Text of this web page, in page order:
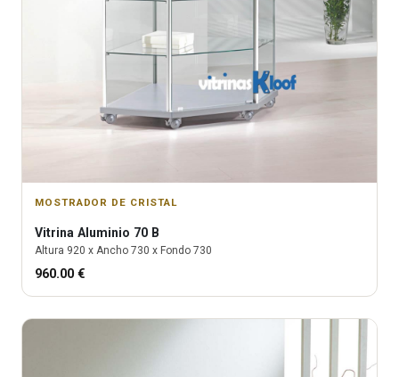
MOSTRADOR DE CRISTAL
Vitrina Aluminio 70 B
Altura 920 x Ancho 730 x Fondo 730
960.00 €